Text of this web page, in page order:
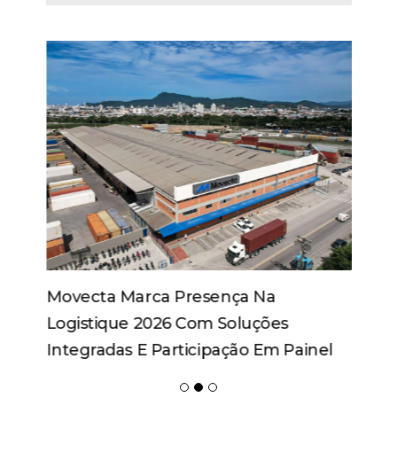
Movecta Marca Presença Na
Logistique 2026 Com Soluções
Integradas E Participação Em Painel